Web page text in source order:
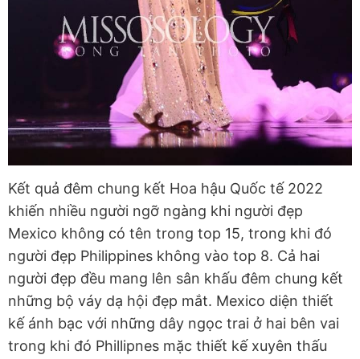
Kết quả đêm chung kết Hoa hậu Quốc tế 2022
khiến nhiều người ngỡ ngàng khi người đẹp
Mexico không có tên trong top 15, trong khi đó
người đẹp Philippines không vào top 8. Cả hai
người đẹp đều mang lên sân khấu đêm chung kết
những bộ váy dạ hội đẹp mắt. Mexico diện thiết
kế ánh bạc với những dây ngọc trai ở hai bên vai
trong khi đó Phillipnes mặc thiết kế xuyên thấu